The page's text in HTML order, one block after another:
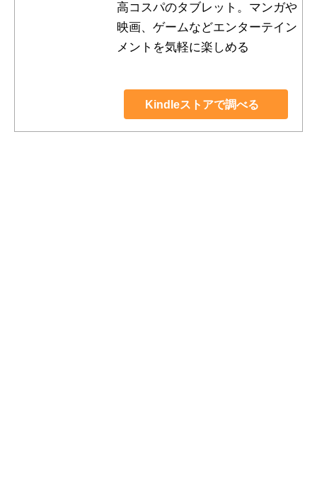
高コスパのタブレット。マンガや
映画、ゲームなどエンターテイン
メントを気軽に楽しめる
Kindleストアで調べる